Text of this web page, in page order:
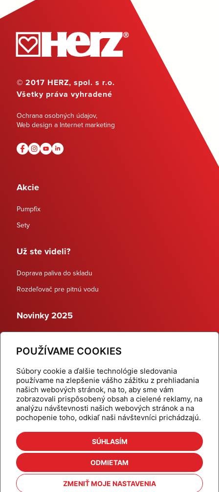
POUŽÍVAME COOKIES
Súbory cookie a ďalšie technológie sledovania
používame na zlepšenie vášho zážitku z prehliadania
našich webových stránok, na to, aby sme vám
zobrazovali prispôsobený obsah a cielené reklamy, na
analýzu návštevnosti našich webových stránok a na
pochopenie toho, odkiaľ naši návštevníci prichádzajú.
SÚHLASÍM
ODMIETAM
ZMENIŤ MOJE NASTAVENIA
© 2017 HERZ, spol. s r.o.
Všetky práva vyhradené
Ochrana osobných údajov,
Web design a Internet marketing
Akcie
Pumpfix
Sety
Už ste videli?
Doprava paliva do skladu
Rozdeľovač pre pitnú vodu
Novinky 2025
Dynamické termostatické ventily
Domov
Produkty
Aktuality
Odber šikovné tipy
Kalkulačky
Cenníky
Na stiahnutie
Referencie
Kontakt